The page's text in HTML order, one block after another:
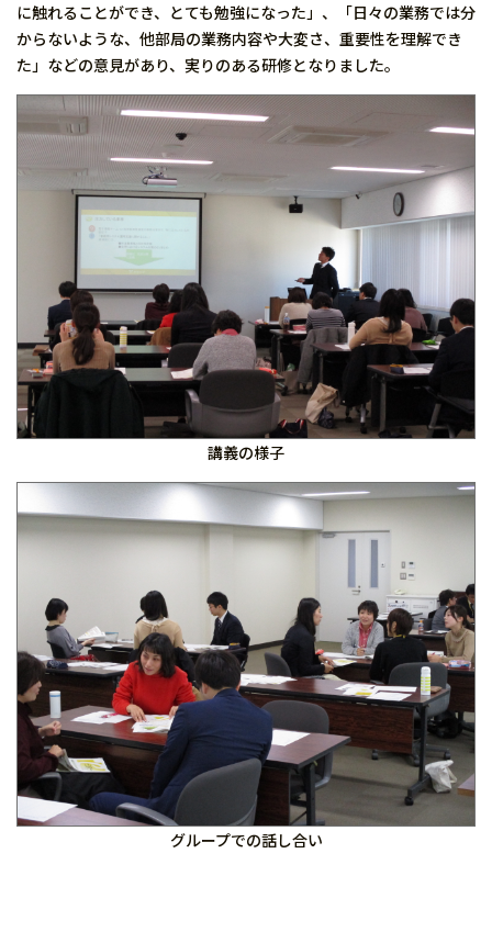
に触れることができ、とても勉強になった」、「日々の業務では分
からないような、他部局の業務内容や大変さ、重要性を理解でき
た」などの意見があり、実りのある研修となりました。
講義の様子
グループでの話し合い